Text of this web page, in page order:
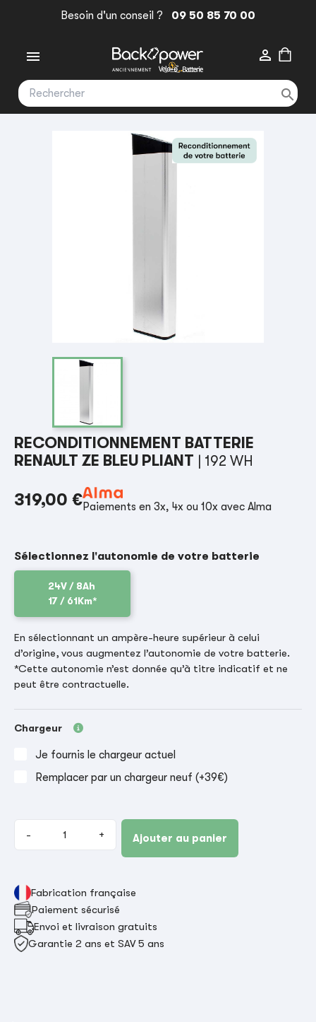
Besoin d'un conseil ? 09 50 85 70 00
 

RECONDITIONNEMENT BATTERIE
RENAULT ZE BLEU PLIANT
| 192 WH
319,00 €Paiements en 3x, 4x ou 10x avec Alma
Sélectionnez l'autonomie de votre batterie
24V / 8Ah
17 / 61Km*
En sélectionnant un ampère-heure supérieur à celui
d’origine, vous augmentez l’autonomie de votre batterie.
*Cette autonomie n’est donnée qu’à titre indicatif et ne
peut être contractuelle.
Chargeur
Je fournis le chargeur actuel
Remplacer par un chargeur neuf (+39€)
- + Ajouter au panier
Fabrication française
Paiement sécurisé
Envoi et livraison gratuits
Garantie 2 ans et SAV 5 ans